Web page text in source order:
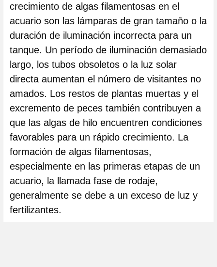
crecimiento de algas filamentosas en el
acuario son las lámparas de gran tamaño o la
duración de iluminación incorrecta para un
tanque. Un período de iluminación demasiado
largo, los tubos obsoletos o la luz solar
directa aumentan el número de visitantes no
amados. Los restos de plantas muertas y el
excremento de peces también contribuyen a
que las algas de hilo encuentren condiciones
favorables para un rápido crecimiento. La
formación de algas filamentosas,
especialmente en las primeras etapas de un
acuario, la llamada fase de rodaje,
generalmente se debe a un exceso de luz y
fertilizantes.